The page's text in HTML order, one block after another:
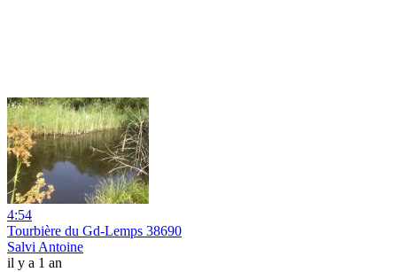
4:54
Tourbière du Gd-Lemps 38690
Salvi Antoine
il y a 1 an